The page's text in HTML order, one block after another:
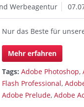
Werbeagentur
Nur das Beste für
Mehr erfahren
Tags: Adobe Photoshop,
Flash Professional,
Adobe Prelude,Adobe